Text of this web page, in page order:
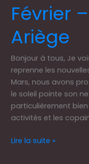
Février
Ariège
Bonjour à tous, Je
reprenne les
Mars, nous avons
le soleil pointe son
particulièrement
activités et les
Février
–
Mars
en
Ariège
Lire la suite »